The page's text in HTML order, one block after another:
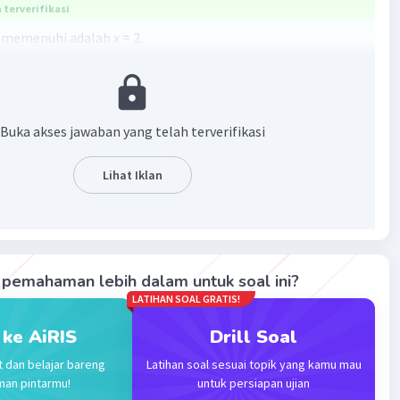
terverifikasi
adalah x = 2.
Iklan
Community Level 73
03:04
Buka akses jawaban yang telah terverifikasi
Lihat Iklan
lebih dalam untuk soal ini?
AiRIS
dan belajar bareng
pintarmu!
LATIHAN SOAL GRATIS!
Drill Soal
Latihan soal sesuai topik yang kamu mau
untuk persiapan ujian